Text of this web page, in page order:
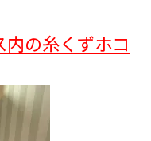
の糸くずホコ